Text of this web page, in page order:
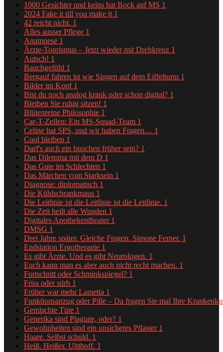
1000 Gesichter und keins hat Bock auf MS 1
2024 Fake it till you make it 1
42 reicht nicht. 1
Alles ausser Pflege 1
Anamnese 1
Ärzte-Tourismus – Jetzt wieder mit Drehkreuz 1
Autsch! 1
Bauchgefühl 1
Bergauf fahren ist wie Singen auf dem Eiffelturm 1
Bilder im Kopf 1
Bist du noch analog krank oder schon digital? 1
Bleiben Sie ruhig sitzen! 1
Blütenreine Philosophie 1
Car-T-Zellen: Ein MS-Squad-Team 1
Celine hat SPS, und wir haben Fragen… 1
Cool bleiben 1
Darf's auch ein bisschen früher sein? 1
Das Dilemma mit dem D 1
Das Gute im Schlechten 1
Das Märchen vom Starksein 1
Diagnose: diplomatisch 1
Die Kühlschrankmaus 1
Die Leitlinie ist die Leitlinie ist die Leitlinie. 1
Die Zeit heilt alle Wunden 1
Digitales Apothekentheater 1
DMSG 1
Drei Jahre später. Gleiche Fragen. Simone Ferner. 1
Endstation Ergotherapie 1
Es gibt Ärzte. Und es gibt Neurologen. 1
Euch kann man es aber auch nicht recht machen. 1
Fortschritt oder Schminkspiegel? 1
Friss oder stirb 1
Früher war mehr Lametta 1
Funktionsanzug oder Pille – Da fragen Sie mal Ihre
Gemischte Tüte 1
Generika sind Plagiate, oder? 1
Gewohnheiten sind ein unsicheres Pflaster 1
Haare. Selbst schuld. 1
Heiß. Heißer. Uhthoff. 1